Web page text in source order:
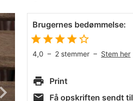
Brugernes bedømmelse:
4,0 – 2 stemmer – Stem her
Print
Få opskriften sendt